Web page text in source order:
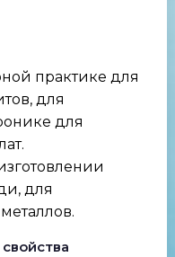
практике для
для
для
для